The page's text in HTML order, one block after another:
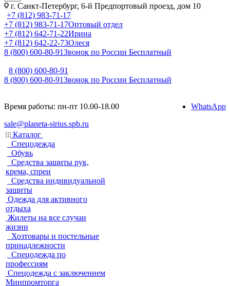
г. Санкт-Петербург, 6-й Предпортовый проезд, дом 10
+7 (812) 983-71-17
+7 (812) 983-71-17Оптовый отдел
+7 (812) 642-71-22Ирина
+7 (812) 642-22-73Олеся
8 (800) 600-80-91Звонок по России Бесплатный
8 (800) 600-80-91
8 (800) 600-80-91Звонок по России Бесплатный
Время работы: пн-пт 10.00-18.00
sale@planeta-sirius.spb.ru
WhatsApp
Каталог
Спецодежда
Обувь
Средства защиты рук,
крема, спреи
Средства индивидуальной
защиты
Одежда для активного
отдыха
Жилеты на все случаи
жизни
Хозтовары и постельные
принадлежности
Спецодежда по
профессиям
Спецодежда с заключением
Минпромторга